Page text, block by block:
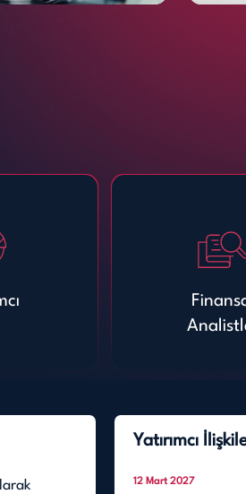
Yatırımcı
12 Mart 2027